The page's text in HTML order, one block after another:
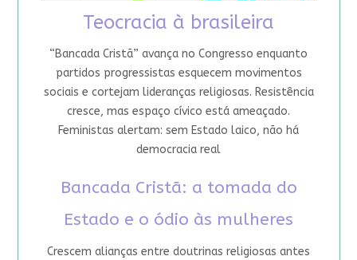
Teocracia à brasileira
“Bancada Cristã” avança no Congresso enquanto
partidos progressistas esquecem movimentos
sociais e cortejam lideranças religiosas. Resistência
cresce, mas espaço cívico está ameaçado.
Feministas alertam: sem Estado laico, não há
democracia real
Bancada Cristã: a tomada do
Estado e o ódio às mulheres
Crescem alianças entre doutrinas religiosas antes